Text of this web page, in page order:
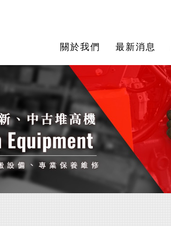
關於我們 最新消息